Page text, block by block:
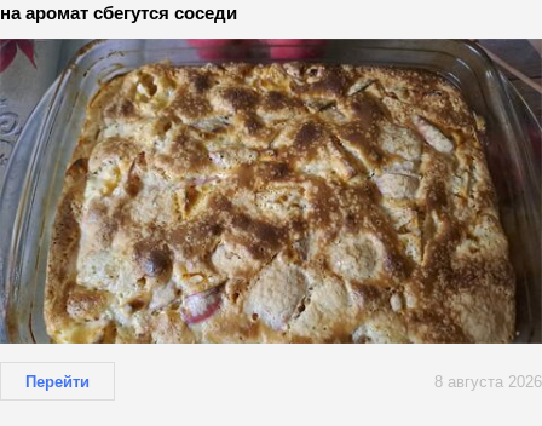
на аромат сбегутся соседи
Перейти 8 августа 2026